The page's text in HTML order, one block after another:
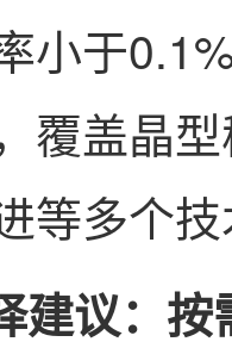
小于
覆盖晶
等多个
建议：